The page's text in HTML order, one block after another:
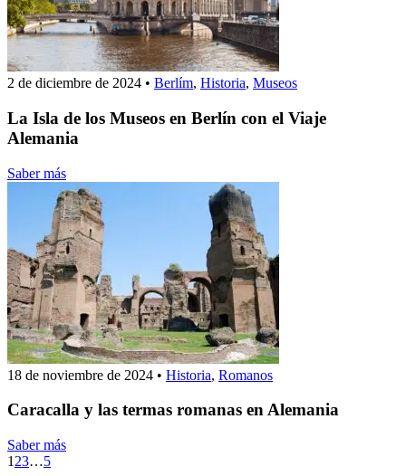
2 de diciembre de 2024 • Berlím, Historia, Museos
La Isla de los Museos en Berlín con el Viaje
Alemania
Saber más
18 de noviembre de 2024 • Historia, Romanos
Caracalla y las termas romanas en Alemania
Saber más
1 23…5